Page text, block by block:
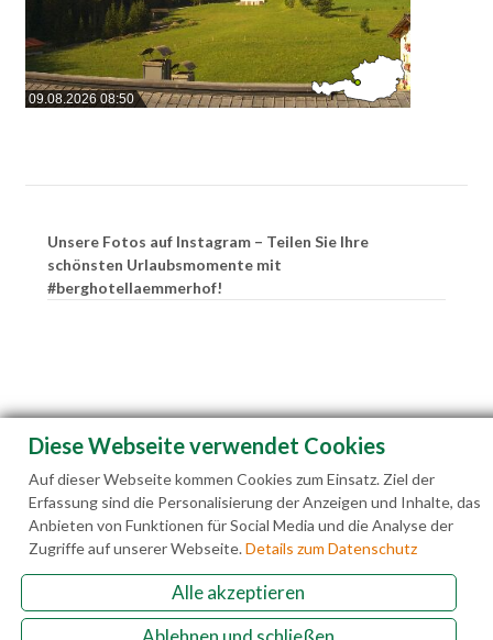
09.08.2026 08:50
Unsere Fotos auf Instagram – Teilen Sie Ihre
schönsten Urlaubsmomente mit
#berghotellaemmerhof!
Familie Hedegger Lämmerhofweg 2 A-5522 St.
Diese Webseite verwendet Cookies
Auf dieser Webseite kommen Cookies zum Einsatz. Ziel der
Erfassung sind die Personalisierung der Anzeigen und Inhalte, das
Anbieten von Funktionen für Social Media und die Analyse der
Zugriffe auf unserer Webseite.Details zum Datenschutz
Alle akzeptieren